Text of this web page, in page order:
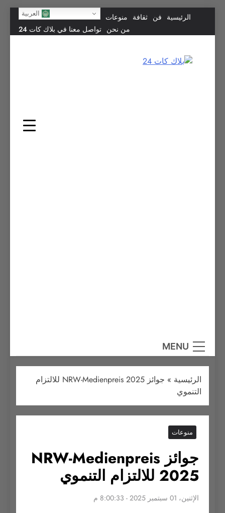
content
الرئيسية فن ثقافة منوعات العربية
من نحن تواصل معنا في بلاك كات 24
MENU
الرئيسية »
جوائز NRW-Medienpreis 2025 للالتزام
التنموي
منوعات
جوائز NRW-Medienpreis
2025 للالتزام التنموي
الإثنين، 01 سبتمبر 2025 - 8:00:33 م